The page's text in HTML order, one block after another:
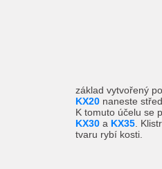
základ vytvořený
KX20 naneste
K tomuto účelu se
KX30 a KX35 .
tvaru rybí kosti.